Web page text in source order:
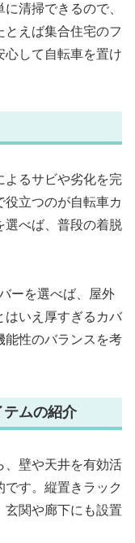
清掃できるので、
とえば集合住宅のフ
心して自転車を置け
よるサビや劣化を完
立つのが自転車カ
選べば、普段の着脱
ーを選べば、屋外
はいえ厚すぎるカバ
能性のバランスを考
テムの紹介
、壁や天井を有効活
す。縦置きラック
玄関や廊下にも設置